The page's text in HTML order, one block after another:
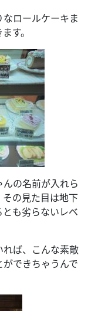
ロールケーキま
す。
の名前が入れら
の見た目は地下
も劣らないレベ
ば、こんな素敵
できちゃうんで